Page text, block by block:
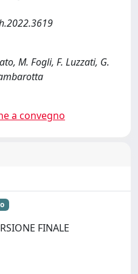
M. Fogli, F. Luzzati, G.
a convegno
FINALE